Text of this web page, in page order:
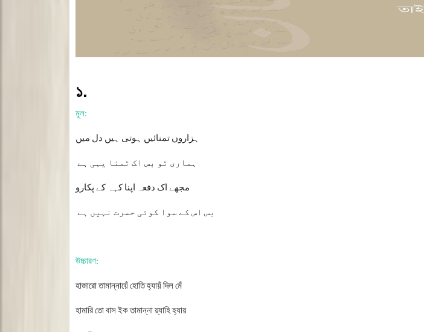
১.
মূল:
ہزاروں تمنائیں ہوتی ہیں دل میں
ہماری تو بس اک تمنا یہی ہے
مجھے اک دفعہ اپنا کہہ کے پکارو
بس اس کے سوا کوئی حسرت نہیں ہے
উচ্চারণ:
হাজারোতামান্নায়েঁহোতিহ্যায়ঁদিলমেঁ
হামারিতোবাসইকতামান্নায়্যাহিহ্যায়